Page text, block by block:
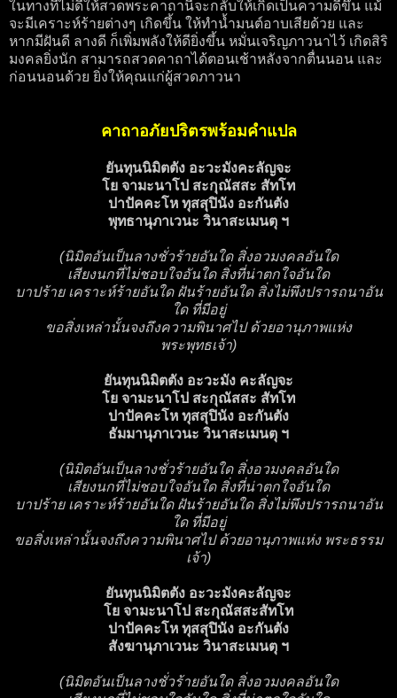
ในทางที่ไม่ดีให้สวดพระคาถานี้จะกลับให้เกิดเป็นความดีขึ้น แม้
จะมีเคราะห์ร้ายต่างๆ เกิดขึ้น ให้ทำน้ำมนต์อาบเสียด้วย และ
หากมีฝันดี ลางดี ก็เพิ่มพลังให้ดียิ่งขึ้น หมั่นเจริญภาวนาไว้ เกิดสิริ
มงคลยิ่งนัก สามารถสวดคาถาได้ตอนเช้าหลังจากตื่นนอน และ
ก่อนนอนด้วย ยิ่งให้คุณแก่ผู้สวดภาวนา
คาถาอภัยปริตรพร้อมคำแปล
ยันทุนนิมิตตัง อะวะมังคะลัญจะ
โย จามะนาโป สะกุณัสสะ สัทโท
ปาปัคคะโห ทุสสุปินัง อะกันตัง
พุทธานุภาเวนะ วินาสะเมนตุ ฯ
(นิมิตอันเป็นลางชั่วร้ายอันใด สิ่งอวมงคลอันใด
เสียงนกที่ไม่ชอบใจอันใด สิ่งที่น่าตกใจอันใด
บาปร้าย เคราะห์ร้ายอันใด ฝันร้ายอันใด สิ่งไม่พึงปรารถนาอัน
ใด ที่มีอยู่
ขอสิ่งเหล่านั้นจงถึงความพินาศไป ด้วยอานุภาพแห่ง
พระพุทธเจ้า)
ยันทุนนิมิตตัง อะวะมัง คะลัญจะ
โย จามะนาโป สะกุณัสสะ สัทโท
ปาปัคคะโห ทุสสุปินัง อะกันตัง
ธัมมานุภาเวนะ วินาสะเมนตุ ฯ
(นิมิตอันเป็นลางชั่วร้ายอันใด สิ่งอวมงคลอันใด
เสียงนกที่ไม่ชอบใจอันใด สิ่งที่น่าตกใจอันใด
บาปร้าย เคราะห์ร้ายอันใด ฝันร้ายอันใด สิ่งไม่พึงปรารถนาอัน
ใด ที่มีอยู่
ขอสิ่งเหล่านั้นจงถึงความพินาศไป ด้วยอานุภาพแห่ง พระธรรม
เจ้า)
ยันทุนนิมิตตัง อะวะมังคะลัญจะ
โย จามะนาโป สะกุณัสสะสัทโท
ปาปัคคะโห ทุสสุปินัง อะกันตัง
สังฆานุภาเวนะ วินาสะเมนตุ ฯ
(นิมิตอันเป็นลางชั่วร้ายอันใด สิ่งอวมงคลอันใด